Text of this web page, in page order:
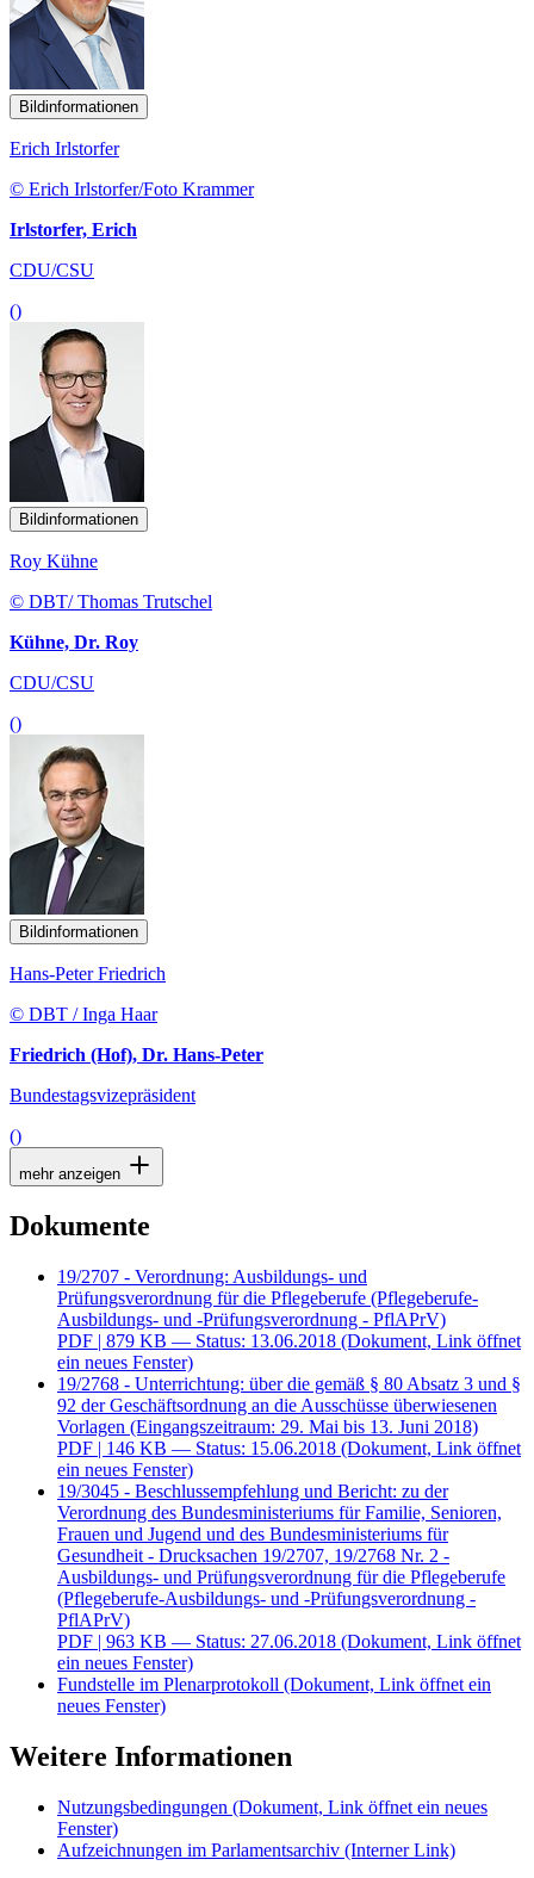
Bildinformationen
Erich Irlstorfer
© Erich Irlstorfer/Foto Krammer
Irlstorfer, Erich
CDU/CSU
()
Bildinformationen
Roy Kühne
© DBT/ Thomas Trutschel
Kühne, Dr. Roy
CDU/CSU
()
Bildinformationen
Hans-Peter Friedrich
© DBT / Inga Haar
Friedrich (Hof), Dr. Hans-Peter
Bundestagsvizepräsident
()
mehr anzeigen
Dokumente
19/2707 - Verordnung: Ausbildungs- und
Prüfungsverordnung für die Pflegeberufe (Pflegeberufe-
Ausbildungs- und -Prüfungsverordnung - PflAPrV)
PDF | 879 KB — Status: 13.06.2018 (Dokument, Link öffnet
ein neues Fenster)
19/2768 - Unterrichtung: über die gemäß § 80 Absatz 3 und §
92 der Geschäftsordnung an die Ausschüsse überwiesenen
Vorlagen (Eingangszeitraum: 29. Mai bis 13. Juni 2018)
PDF | 146 KB — Status: 15.06.2018 (Dokument, Link öffnet
ein neues Fenster)
19/3045 - Beschlussempfehlung und Bericht: zu der
Verordnung des Bundesministeriums für Familie, Senioren,
Frauen und Jugend und des Bundesministeriums für
Gesundheit - Drucksachen 19/2707, 19/2768 Nr. 2 -
Ausbildungs- und Prüfungsverordnung für die Pflegeberufe
(Pflegeberufe-Ausbildungs- und -Prüfungsverordnung -
PflAPrV)
PDF | 963 KB — Status: 27.06.2018 (Dokument, Link öffnet
ein neues Fenster)
Fundstelle im Plenarprotokoll (Dokument, Link öffnet ein
neues Fenster)
Weitere Informationen
Nutzungsbedingungen (Dokument, Link öffnet ein neues
Fenster)
Aufzeichnungen im Parlamentsarchiv (Interner Link)